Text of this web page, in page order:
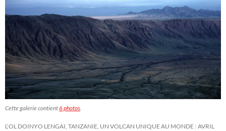
Cette galerie contient6 photos.
L’OL DOINYO LENGAI, TANZANIE, UN VOLCAN UNIQUE AU MONDE AVRIL